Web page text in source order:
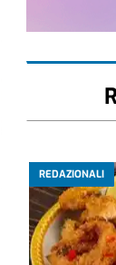
REDAZIONALI